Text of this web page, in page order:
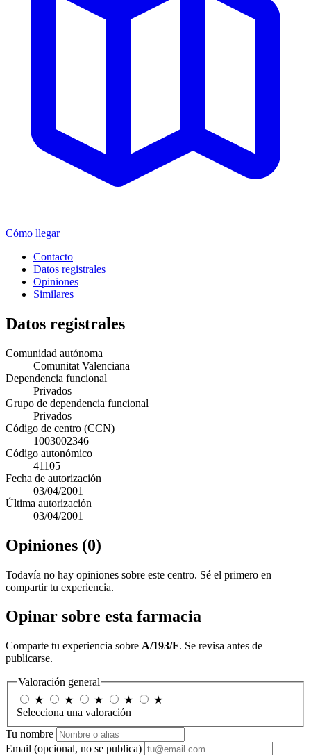
Cómo llegar
Contacto
Datos registrales
Opiniones
Similares
Datos registrales
Comunidad autónoma
Comunitat Valenciana
Dependencia funcional
Privados
Grupo de dependencia funcional
Privados
Código de centro (CCN)
1003002346
Código autonómico
41105
Fecha de autorización
03/04/2001
Última autorización
03/04/2001
Opiniones (0)
Todavía no hay opiniones sobre este centro. Sé el primero en
compartir tu experiencia.
Opinar sobre esta farmacia
Comparte tu experiencia sobre A/193/F. Se revisa antes de
publicarse.
Valoración general
★
★ ★ ★
★
Selecciona una valoración
Tu nombre
Email (opcional, no se publica)